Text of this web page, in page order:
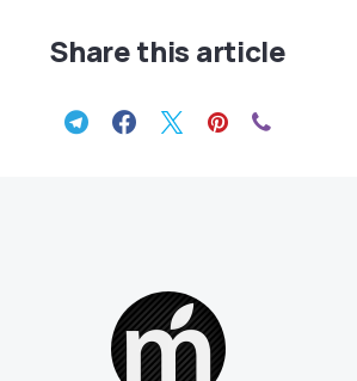
Share this article